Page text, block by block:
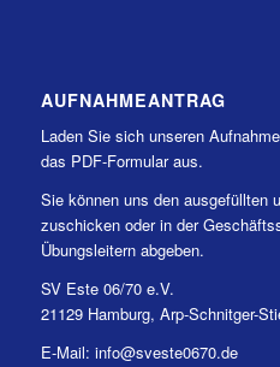
AUFNAHMEANTRAG
Laden Sie sich unseren
das PDF-Formular aus.
Sie können uns den ausgefüllten
zuschicken oder in der
Übungsleitern abgeben.
SV Este 06/70 e.V.
21129 Hamburg, Arp-Schnitger-
E-Mail: info@sveste0670.de